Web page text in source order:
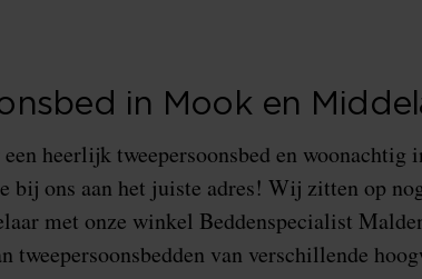
in Mook en
heerlijk tweepersoonsbed en
bij ons aan het juiste adres! Wij zitten op
met onze winkel Beddenspecialist
tweepersoonsbedden van verschillende